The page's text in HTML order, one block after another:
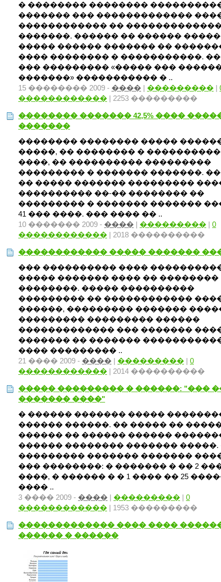
� �������� ��������
������� ��� �������������
������������ ��
�������. ������ �� ������
����� ������ ������� ��
���� �������� � �����������.
��� ��������� «����� ���
�������» ����������� � ..
15 �������� 2009 - ���� | ��������� |
������������ | 2253 ���������
�������� ������� 42,5% ����
�������
�������� �������� �����
�����, �� �������� �
����, �� ���������� ���������
��������� � ������� �������.
�� ����� ������� ���������
���������� ��-�� �������� ��
��������� � ������� �������
41 ��� ����. ��� ���� �� ..
10 ������� 2009 - ���� | ��������� | 0
������������ | 2018 ����������
������������ ����� �������
��� ���������� ����
����� ������� ���� �� ��������
��������. ����� ����������
��������� �� ������������
������, ��������� �������
��������� ��������� ������
������������� ��� �������
������� �� �������
���� ��������� ..
21 ���� 2009 - ���� | ��������� | 0
������������ | 2014 ����������
����� ��������� � ������: "���
������� ����"
� ������ ������� �����
������ ������. �� ����� ��
������ �� ������ ������
������ �������� ������� �����.
��������� ������� �������
��� ��������: � ������� � �� 2
����, � ������ � � 1 ���� �� 25
���� ..
3 ���� 2009 - ���� | ��������� | 0
������������ | 1953 ���������
������������� ���� ����
������ � ������